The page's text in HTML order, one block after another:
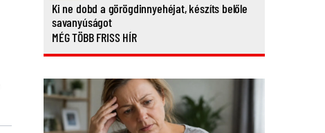
Ki ne dobd a görögdinnyehéjat, készíts belőle
savanyúságot
MÉG TÖBB FRISS HÍR